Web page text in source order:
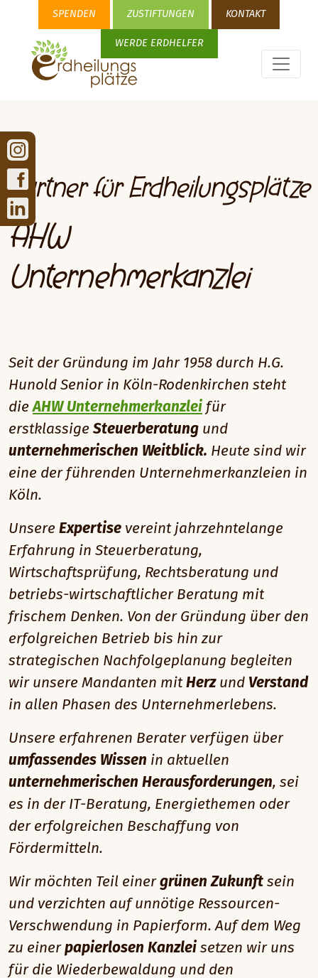
SPENDEN ZUSTIFTUNGEN KONTAKT
WERDE ERDHELFER
Partner für Erdheilungsplätze
AHW
Unternehmerkanzlei
Seit der Gründung im Jahr 1958 durch H.G.
Hunold Senior in Köln-Rodenkirchen steht
dieAHW Unternehmerkanzlei für
erstklassige Steuerberatung und
unternehmerischen Weitblick. Heute sind wir
eine der führenden Unternehmerkanzleien in
Köln.
Unsere Expertise vereint jahrzehntelange
Erfahrung in Steuerberatung,
Wirtschaftsprüfung, Rechtsberatung und
betriebs-wirtschaftlicher Beratung mit
frischem Denken. Von der Gründung über den
erfolgreichen Betrieb bis hin zur
strategischen Nachfolgeplanung begleiten
wir unsere Mandanten mit Herzund Verstand
in allen Phasen des Unternehmerlebens.
Unsere erfahrenen Berater verfügen über
umfassendes Wissen in aktuellen
unternehmerischen Herausforderungen, sei
es in der IT-Beratung, Energiethemen oder
der erfolgreichen Beschaffung von
Fördermitteln.
Wir möchten Teil einer grünen Zukunft sein
und verzichten auf unnötige Ressourcen-
Verschwendung in Papierform. Auf dem Weg
zu einer papierlosen Kanzlei setzen wir uns
für die Wiederbewaldung und den